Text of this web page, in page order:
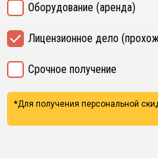
Оборудование (аренда)
Лицензионное дело
Срочное получение
*Для получения персональной